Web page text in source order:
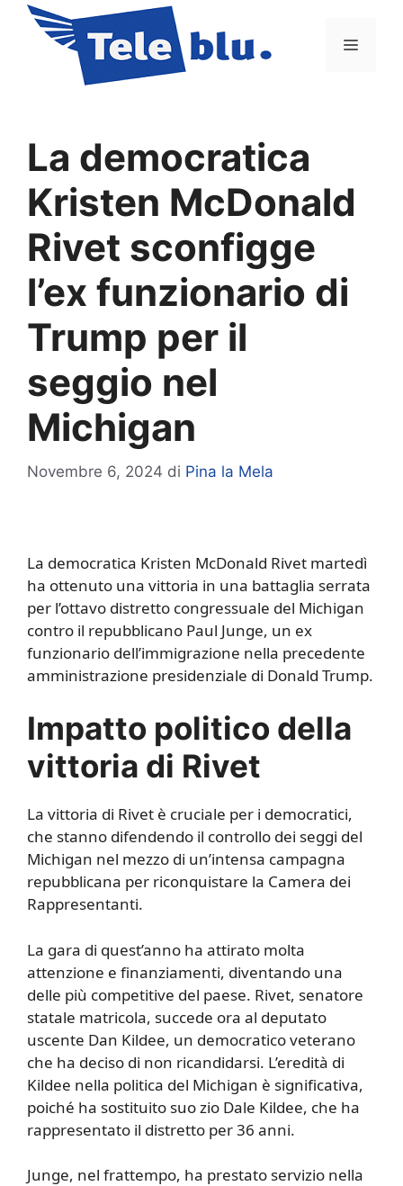
contenuto
Menu
La democratica
Kristen McDonald
Rivet sconfigge
l’ex funzionario di
Trump per il
seggio nel
Michigan
Novembre 6, 2024 di Pina la Mela
La democratica Kristen McDonald Rivet martedì
ha ottenuto una vittoria in una battaglia serrata
per l’ottavo distretto congressuale del Michigan
contro il repubblicano Paul Junge, un ex
funzionario dell’immigrazione nella precedente
amministrazione presidenziale di Donald Trump.
Impatto politico della
vittoria di Rivet
La vittoria di Rivet è cruciale per i democratici,
che stanno difendendo il controllo dei seggi del
Michigan nel mezzo di un’intensa campagna
repubblicana per riconquistare la Camera dei
Rappresentanti.
La gara di quest’anno ha attirato molta
attenzione e finanziamenti, diventando una
delle più competitive del paese. Rivet, senatore
statale matricola, succede ora al deputato
uscente Dan Kildee, un democratico veterano
che ha deciso di non ricandidarsi. L’eredità di
Kildee nella politica del Michigan è significativa,
poiché ha sostituito suo zio Dale Kildee, che ha
rappresentato il distretto per 36 anni.
Junge, nel frattempo, ha prestato servizio nella